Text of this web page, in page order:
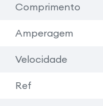
Comprimento
Amperagem
Velocidade
Ref